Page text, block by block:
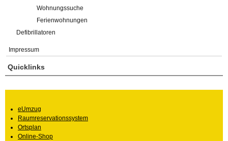
Wohnungssuche
Ferienwohnungen
Defibrillatoren
Impressum
Quicklinks
eUmzug
Raumreservationssystem
Ortsplan
Online-Shop